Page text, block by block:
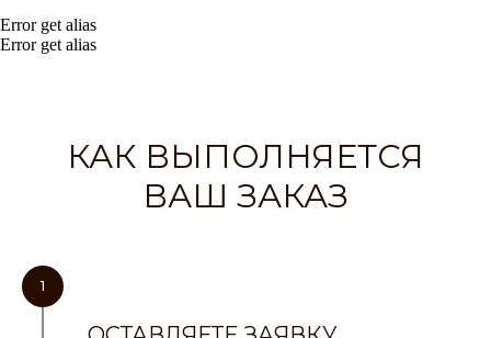
Error get alias
Error get alias
КАК ВЫПОЛНЯЕТСЯ
ВАШ ЗАКАЗ
1